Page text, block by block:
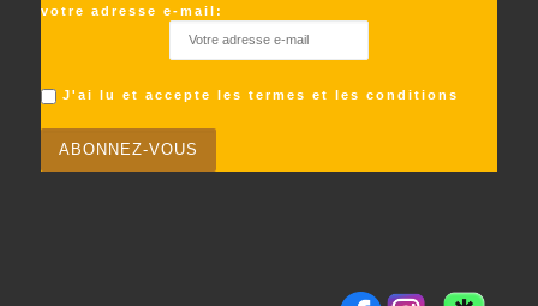
votre adresse e-mail:
J'ai lu et accepte les termes et les conditions